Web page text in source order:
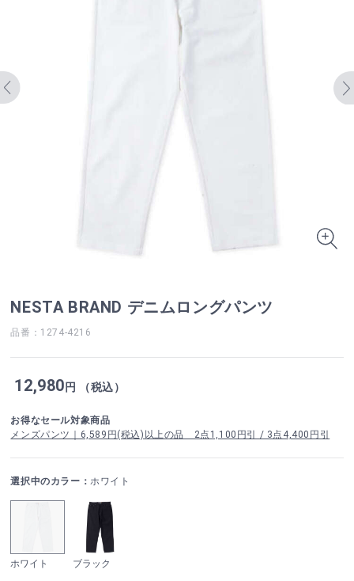
NESTA BRAND デニムロングパンツ
品番：1274-4216
12,980円 （税込）
お得なセール対象商品
メンズパンツ｜6,589円(税込)以上の品 2点1,100円引 / 3点4,400円引
選択中のカラー： ホワイト
ホワイト ブラック